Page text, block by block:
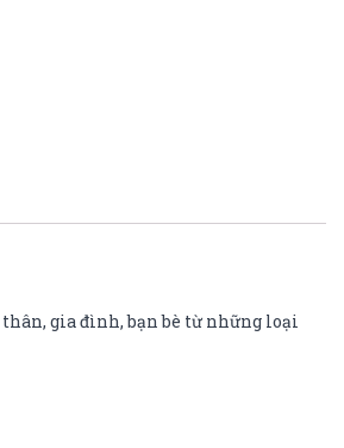
gia đình, bạn bè từ những loại